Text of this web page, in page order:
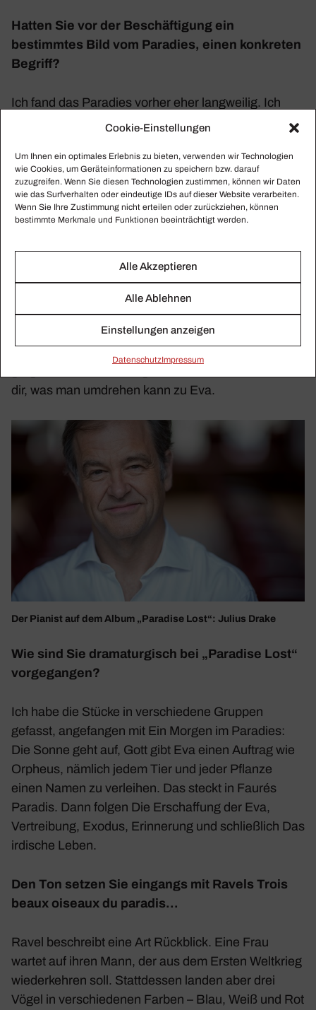
Cookie-Einstellungen
Um Ihnen ein optimales Erlebnis zu bieten, verwenden wir Technologien
wie Cookies, um Geräteinformationen zu speichern bzw. darauf
zuzugreifen. Wenn Sie diesen Technologien zustimmen, können wir Daten
wie das Surfverhalten oder eindeutige IDs auf dieser Website verarbeiten.
Wenn Sie Ihre Zustimmung nicht erteilen oder zurückziehen, können
bestimmte Merkmale und Funktionen beeinträchtigt werden.
Alle Akzeptieren
Alle Ablehnen
Einstellungen anzeigen
Daten­schutzImpressum
Hatten Sie vor der Beschäf­ti­gung ein
bestimmtes Bild vom Para­dies, einen konkreten
Begriff?
Ich fand das Para­dies vorher eher lang­weilig. Ich
beschäf­tige mich gern mit konflikt­ge­la­denen Stoffen.
Wie dem Ersten Welt­krieg, auf Ihrer CD „Behind
the Lines“?
Ja, oder auf „Serpent & Fire“ mit Dido und Kleo­patra,
Liebe und Politik. Aber in der Recherche zu „Para­
dise Lost“ habe ich reali­siert, wie viele Einflüsse aus
verschie­denen Kultur­kreisen das Para­dies birgt.
Dabei war Eva längst auch nicht immer die nega­tive
Figur, sie wurde beispiels­weise auch als Spie­gel­bild
dir, was man umdrehen kann zu Eva.
Der Pianist auf dem Album „Para­dise Lost“: Julius Drake
Wie sind Sie drama­tur­gisch bei „Para­dise Lost“
vorge­gangen?
Ich habe die Stücke in verschie­dene Gruppen
gefasst, ange­fangen mit Ein Morgen im Para­dies:
Die Sonne geht auf, Gott gibt Eva einen Auftrag wie
Orpheus, nämlich jedem Tier und jeder Pflanze
einen Namen zu verleihen. Das steckt in Faurés
Paradis. Dann folgen Die Erschaf­fung der Eva,
Vertrei­bung, Exodus, Erin­ne­rung und schließ­lich Das
irdi­sche Leben.
Den Ton setzen Sie eingangs mit Ravels Trois
beaux oiseaux du paradis…
Ravel beschreibt eine Art Rück­blick. Eine Frau
wartet auf ihren Mann, der aus dem Ersten Welt­krieg
wieder­kehren soll. Statt­dessen landen aber drei
Vögel in verschie­denen Farben – Blau, Weiß und Rot